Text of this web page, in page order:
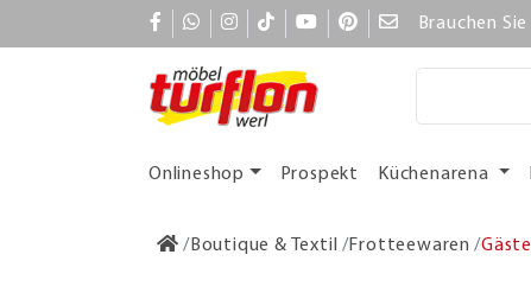
Brauchen
Onlineshop Prospekt Küchenarena
Boutique & Textil Frotteewaren